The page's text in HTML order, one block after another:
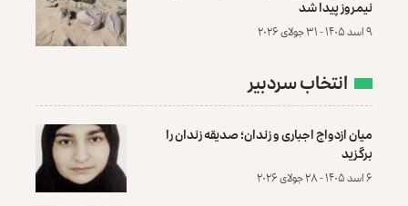
نیمروز پیدا شد
۹ اسد ۱۴۰۵ - ۳۱ جولای ۲۰۲۶
انتخاب سردبیر
میان ازدواج اجباری و زندان؛ صدیقه زندان را
برگزید
۶ اسد ۱۴۰۵ - ۲۸ جولای ۲۰۲۶